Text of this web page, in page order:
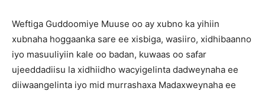
Weftiga Guddoomiye Muuse oo ay xubno ka yihiin
xubnaha hoggaanka sare ee xisbiga, wasiiro, xidhibaanno
iyo masuuliyiin kale oo badan, kuwaas oo safar
ujeeddadiisu la xidhiidho wacyigelinta dadweynaha ee
diiwaangelinta iyo mid murrashaxa Madaxweynaha ee